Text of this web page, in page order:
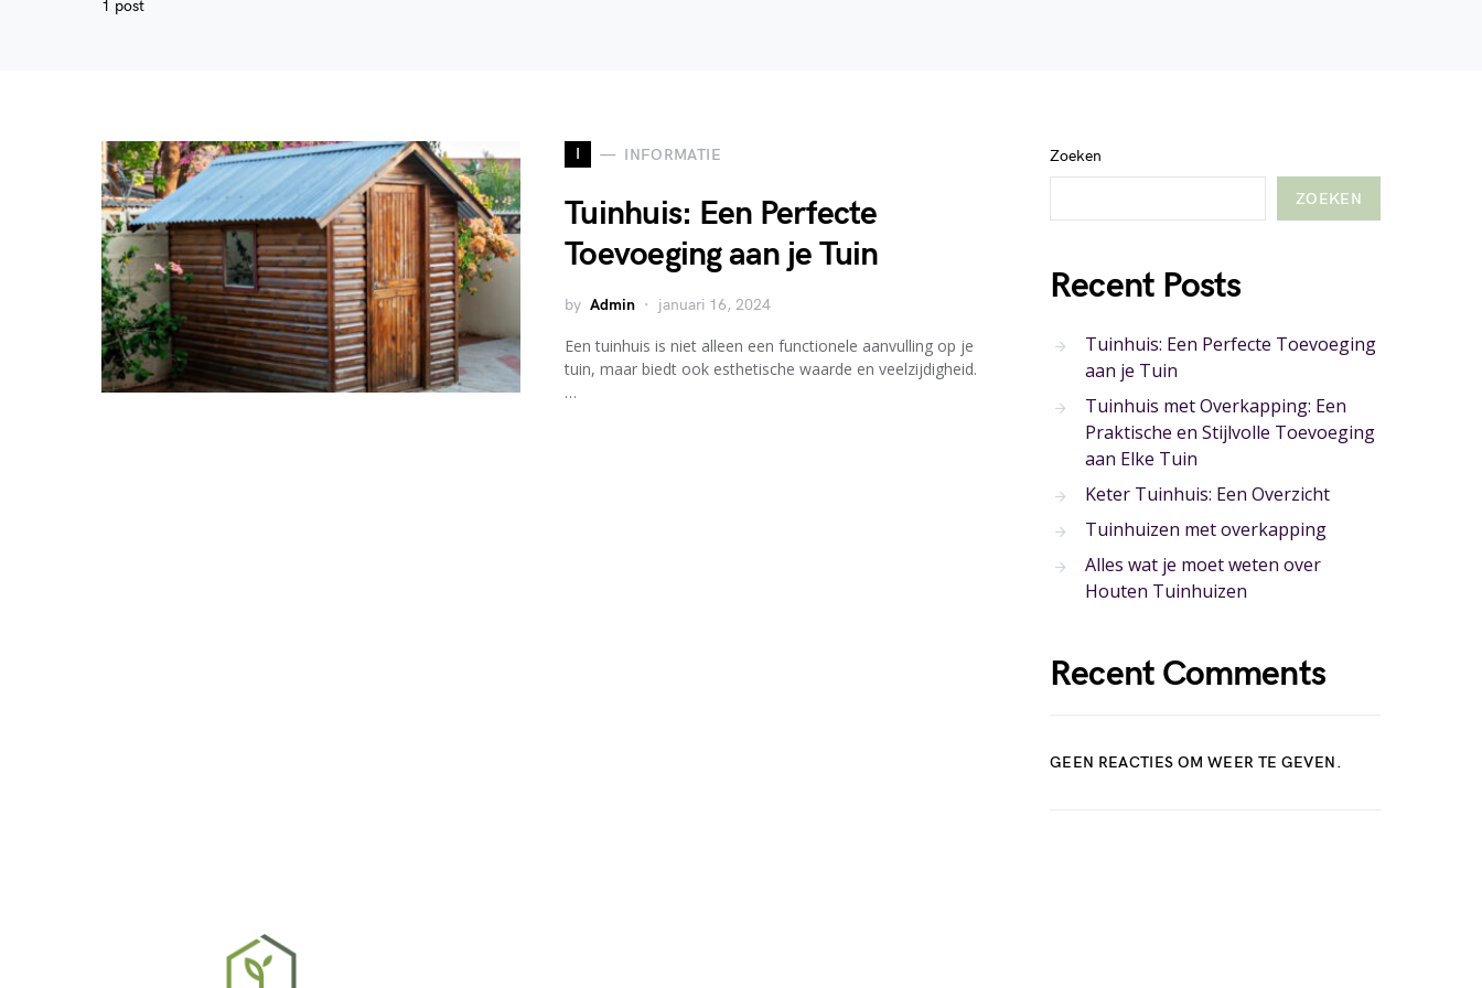
1 post
I INFORMATIE
Tuinhuis: Een Perfecte
Toevoeging aan je Tuin
by Admin januari 16, 2024
Een tuinhuis is niet alleen een functionele aanvulling op je
tuin, maar biedt ook esthetische waarde en veelzijdigheid.
…
Zoeken
ZOEKEN
Recent Posts
Tuinhuis: Een Perfecte Toevoeging
aan je Tuin
Tuinhuis met Overkapping: Een
Praktische en Stijlvolle Toevoeging
aan Elke Tuin
Keter Tuinhuis: Een Overzicht
Tuinhuizen met overkapping
Alles wat je moet weten over
Houten Tuinhuizen
Recent Comments
GEEN REACTIES OM WEER TE GEVEN.